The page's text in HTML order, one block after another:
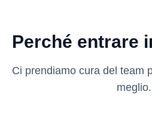
Perché entrare
Ci prendiamo cura del team
meglio.